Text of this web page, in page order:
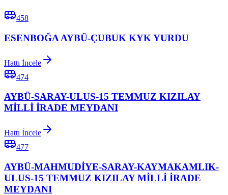
458
ESENBOĞA AYBÜ-ÇUBUK KYK YURDU
Hattı İncele
474
AYBÜ-SARAY-ULUS-15 TEMMUZ KIZILAY
MİLLİ İRADE MEYDANI
Hattı İncele
477
AYBÜ-MAHMUDİYE-SARAY-KAYMAKAMLIK-
ULUS-15 TEMMUZ KIZILAY MİLLİ İRADE
MEYDANI